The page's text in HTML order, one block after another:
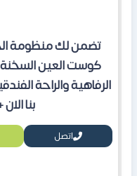
تضمن لك منظومة
كوست العين
الرفاهية والراحة
بنا الان
اتصل